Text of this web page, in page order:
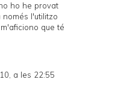
ho he provat
només l'utilitzo
que té
a les 22:55